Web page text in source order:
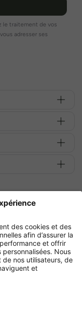
le traitement de vos
adresser ses
: